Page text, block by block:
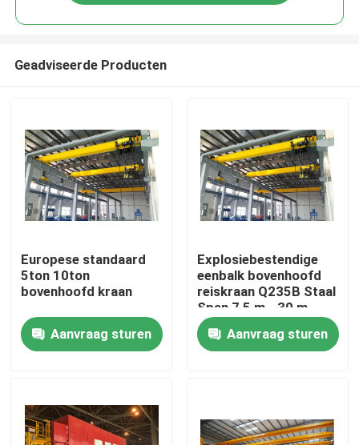
Thuis
Over ons
Geadviseerde Producten
Europese standaard
5ton 10ton
bovenhoofd kraan
Aanvraag sturen
Explosiebestendige
eenbalk bovenhoofd
reiskraan Q235B Staal
Span 7,5 m - 30 m
Aanvraag sturen